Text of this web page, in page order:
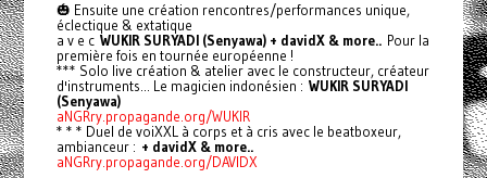
🎃 Ensuite une création rencontres/performances unique,
éclectique & extatique
a v e c WUKIR SURYADI (Senyawa) + davidX & more.. Pour la
première fois en tournée européenne !
*** Solo live création & atelier avec le constructeur, créateur
d'instruments... Le magicien indonésien : WUKIR SURYADI
(Senyawa)
aNGRry.propagande.org/WUKIR
* * * Duel de voiXXL à corps et à cris avec le beatboxeur,
ambianceur : + davidX & more..
aNGRry.propagande.org/DAVIDX